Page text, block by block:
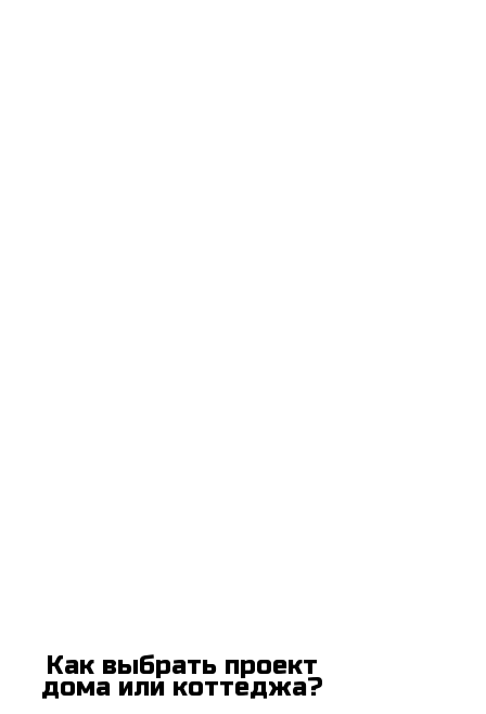
Как выбрать проект
дома или коттеджа?